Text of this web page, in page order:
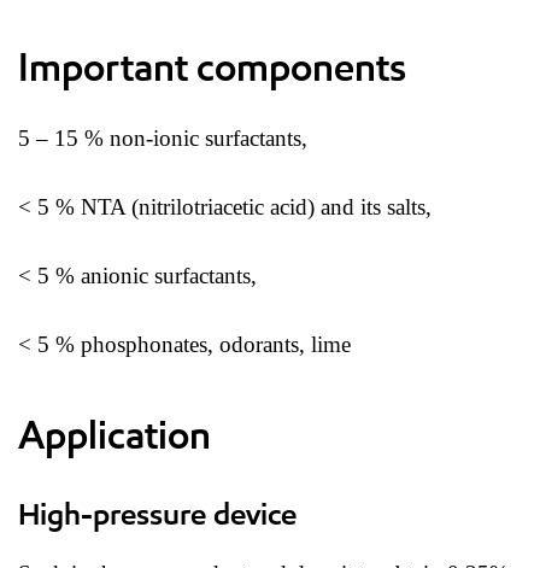
Important components
5 – 15 % non-ionic surfactants,
< 5 % NTA (nitrilotriacetic acid) and its salts,
< 5 % anionic surfactants,
< 5 % phosphonates, odorants, lime
Application
High-pressure device